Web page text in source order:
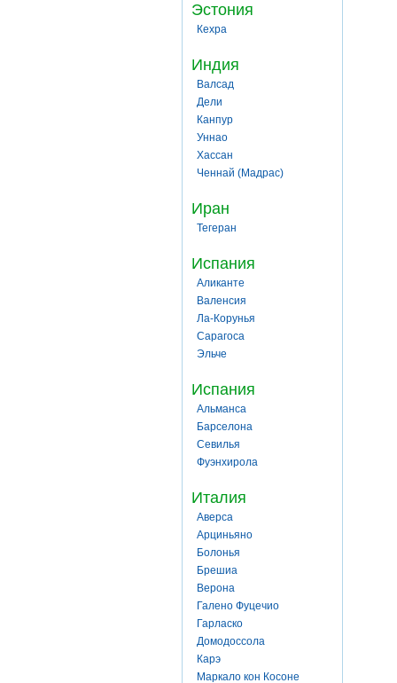
Эстония
Кехра
Индия
Валсад
Дели
Канпур
Уннао
Хассан
Ченнай (Мадрас)
Иран
Тегеран
Испания
Аликанте
Валенсия
Ла-Корунья
Сарагоса
Эльче
Испания
Альманса
Барселона
Севилья
Фуэнхирола
Италия
Аверса
Арциньяно
Болонья
Брешиа
Верона
Галено Фуцечио
Гарласко
Домодоссола
Карэ
Маркало кон Косоне